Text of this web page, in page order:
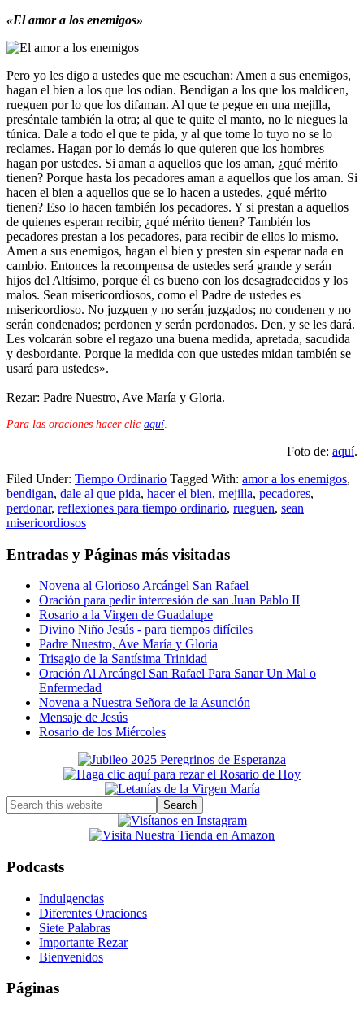
«El amor a los enemigos»
Pero yo les digo a ustedes que me escuchan: Amen a sus enemigos,
hagan el bien a los que los odian. Bendigan a los que los maldicen,
rueguen por lo que los difaman. Al que te pegue en una mejilla,
preséntale también la otra; al que te quite el manto, no le niegues la
túnica. Dale a todo el que te pida, y al que tome lo tuyo no se lo
reclames. Hagan por lo demás lo que quieren que los hombres
hagan por ustedes. Si aman a aquellos que los aman, ¿qué mérito
tienen? Porque hasta los pecadores aman a aquellos que los aman. Si
hacen el bien a aquellos que se lo hacen a ustedes, ¿qué mérito
tienen? Eso lo hacen también los pecadores. Y si prestan a aquellos
de quienes esperan recibir, ¿qué mérito tienen? También los
pecadores prestan a los pecadores, para recibir de ellos lo mismo.
Amen a sus enemigos, hagan el bien y presten sin esperar nada en
cambio. Entonces la recompensa de ustedes será grande y serán
hijos del Altísimo, porque él es bueno con los desagradecidos y los
malos. Sean misericordiosos, como el Padre de ustedes es
misericordioso. No juzguen y no serán juzgados; no condenen y no
serán condenados; perdonen y serán perdonados. Den, y se les dará.
Les volcarán sobre el regazo una buena medida, apretada, sacudida
y desbordante. Porque la medida con que ustedes midan también se
usará para ustedes».
Rezar: Padre Nuestro, Ave María y Gloria.
Para las oraciones hacer clic aquí.
Foto de: aquí.
Filed Under: Tiempo Ordinario Tagged With: amor a los enemigos,
bendigan, dale al que pida, hacer el bien, mejilla, pecadores,
perdonar, reflexiones para tiempo ordinario, rueguen, sean
misericordiosos
Entradas y Páginas más visitadas
Novena al Glorioso Arcángel San Rafael
Oración para pedir intercesión de san Juan Pablo II
Rosario a la Virgen de Guadalupe
Divino Niño Jesús - para tiempos difíciles
Padre Nuestro, Ave María y Gloria
Trisagio de la Santísima Trinidad
Oración Al Arcángel San Rafael Para Sanar Un Mal o
Enfermedad
Novena a Nuestra Señora de la Asunción
Mensaje de Jesús
Rosario de los Miércoles
Primary
Sidebar
Search
this
Podcasts
Indulgencias
Diferentes Oraciones
Siete Palabras
Importante Rezar
Bienvenidos
Páginas